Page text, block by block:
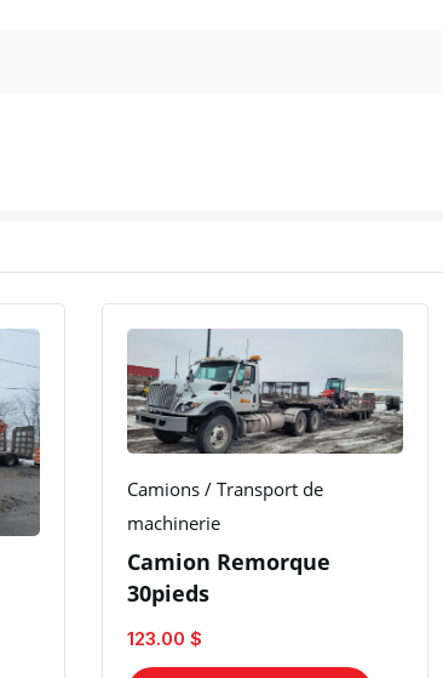
Camions / Transport de
machinerie
Camion Remorque
30pieds
123.00 $